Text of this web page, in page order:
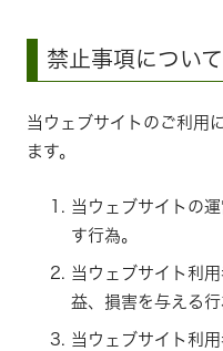
禁止事項について
当ウェブサイトのご利用
ます。
当ウェブサイトの
す行為。
当ウェブサイト利
益、損害を与える
当ウェブサイト利